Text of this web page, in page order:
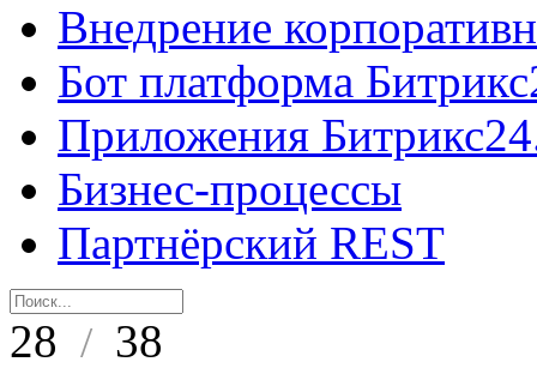
Внедрение
Бот платформа
Приложения
Бизнес-процессы
Партнёрский REST
28 / 38